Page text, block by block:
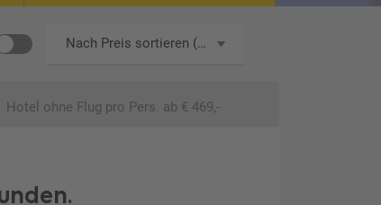
Nach Preis sortieren (aufsteigend)
Hotel ohne Flug pro Pers. ab € 469,-